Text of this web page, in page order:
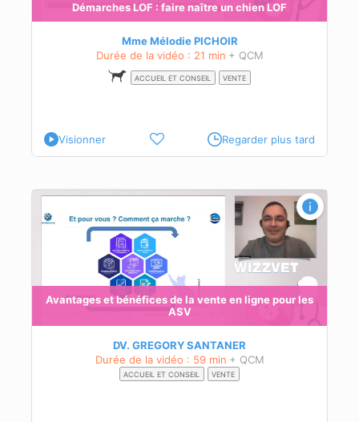
Démarches LOF : faire naître un chien LOF
Mme Mélodie PICHOIR
Durée de la vidéo : 21 min + QCM
ACCUEIL ET CONSEIL VENTE
Visionner Regarder plus tard
Avantages et bénéfices de la vente en ligne pour les
ASV
DV. GREGORY SANTANER
Durée de la vidéo : 59 min + QCM
ACCUEIL ET CONSEIL VENTE